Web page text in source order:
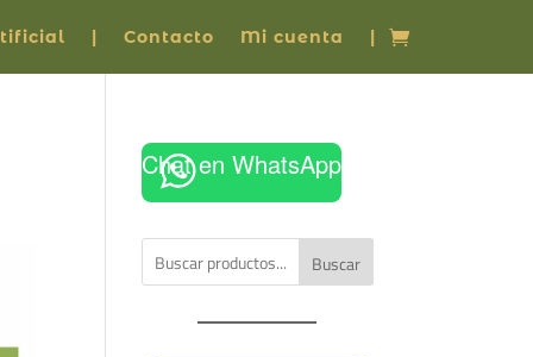
| Contacto Mi cuenta |
Chat en WhatsApp
Buscar